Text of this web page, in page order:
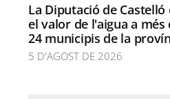
La Diputació de
el valor de l'aigua a més
24 municipis de la
5 D'AGOST DE 2026